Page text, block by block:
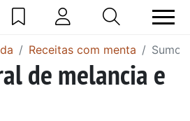
Receitas com menta Sumo
de melancia e